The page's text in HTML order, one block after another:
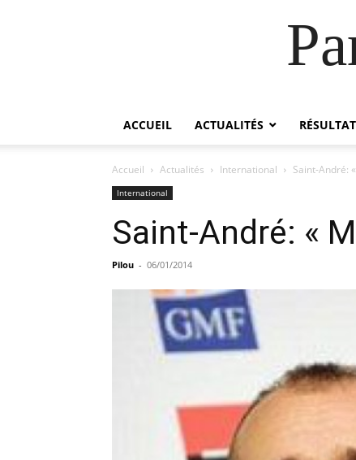
ACCUEIL ACTUALITÉS
Accueil Actualités International Saint-André:
International
Saint-André: «
Pilou - 06/01/2014